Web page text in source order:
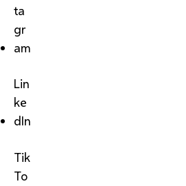
ta
gr
am
Lin
ke
dIn
Tik
To